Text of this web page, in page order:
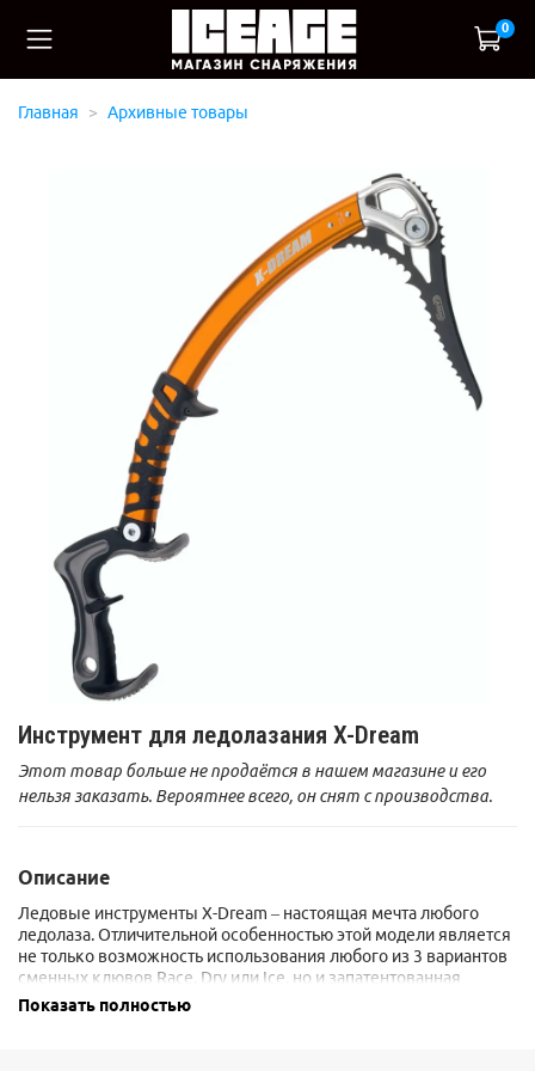
0
Главная Архивные товары
Инструмент для ледолазания X-Dream
Этот товар больше не продаётся в нашем магазине и его
нельзя заказать. Вероятнее всего, он снят с производства.
Описание
Ледовые инструменты X-Dream – настоящая мечта любого
ледолаза. Отличительной особенностью этой модели является
не только возможность использования любого из 3 вариантов
сменных клювов Race, Dry или Ice, но и запатентованная
система регулировки рукоятки с двумя положениями Ice/Dry.
Показать полностью